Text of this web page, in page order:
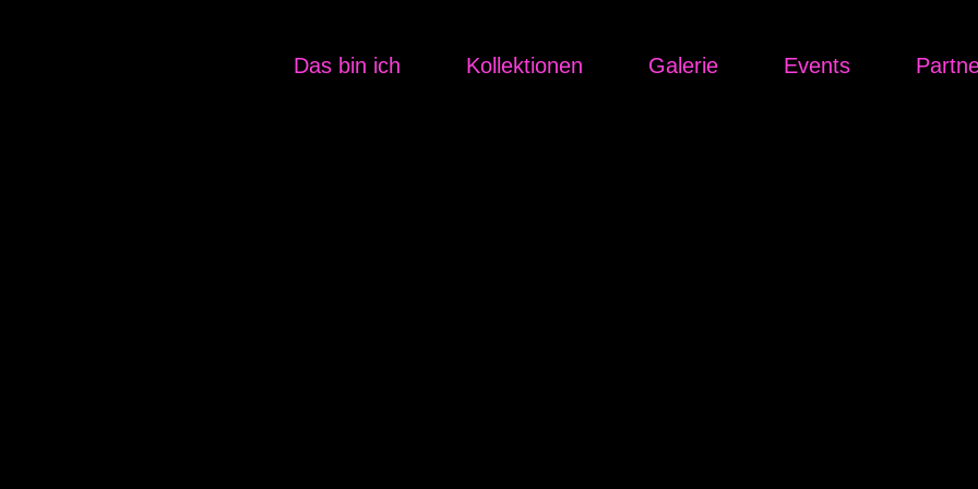
Das bin ich Kollektionen Galerie Events